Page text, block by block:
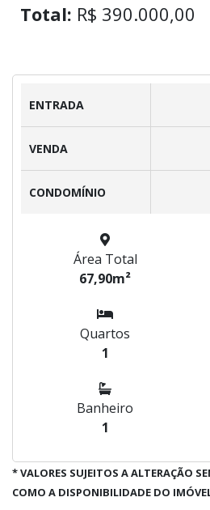
Total: R$ 390.000,00
ENTRADA
VENDA
CONDOMÍNIO
Área Total
67,90m²
Quartos
1
Banheiro
1
* VALORES SUJEITOS A ALTERAÇÃO
COMO A DISPONIBILIDADE DO